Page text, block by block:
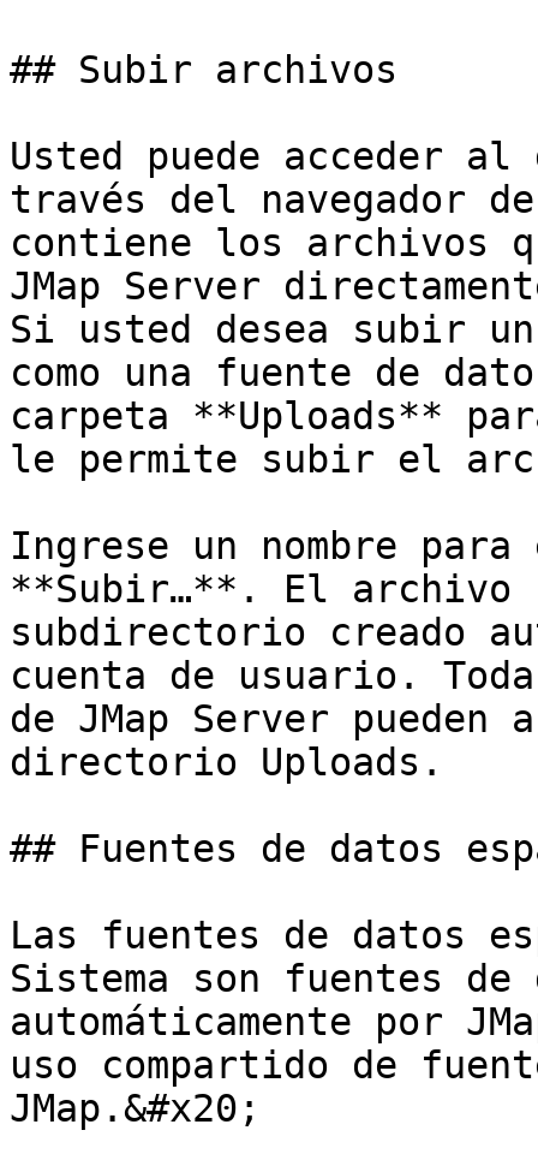
## Subir archivos
Usted puede acceder
través del navegador
contiene los archivos
JMap Server
Si usted desea subir
como una fuente de
carpeta **Uploads**
le permite subir el
Ingrese un nombre
**Subir…**. El archivo
subdirectorio creado
cuenta de usuario.
de JMap Server
directorio Uploads.
## Fuentes de datos
Las fuentes de datos
Sistema son fuentes de
automáticamente por
uso compartido de
JMap.&#x20;